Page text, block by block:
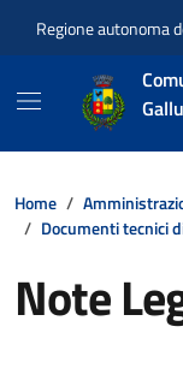
Regione autonoma
Home
Documenti tecnici
Note